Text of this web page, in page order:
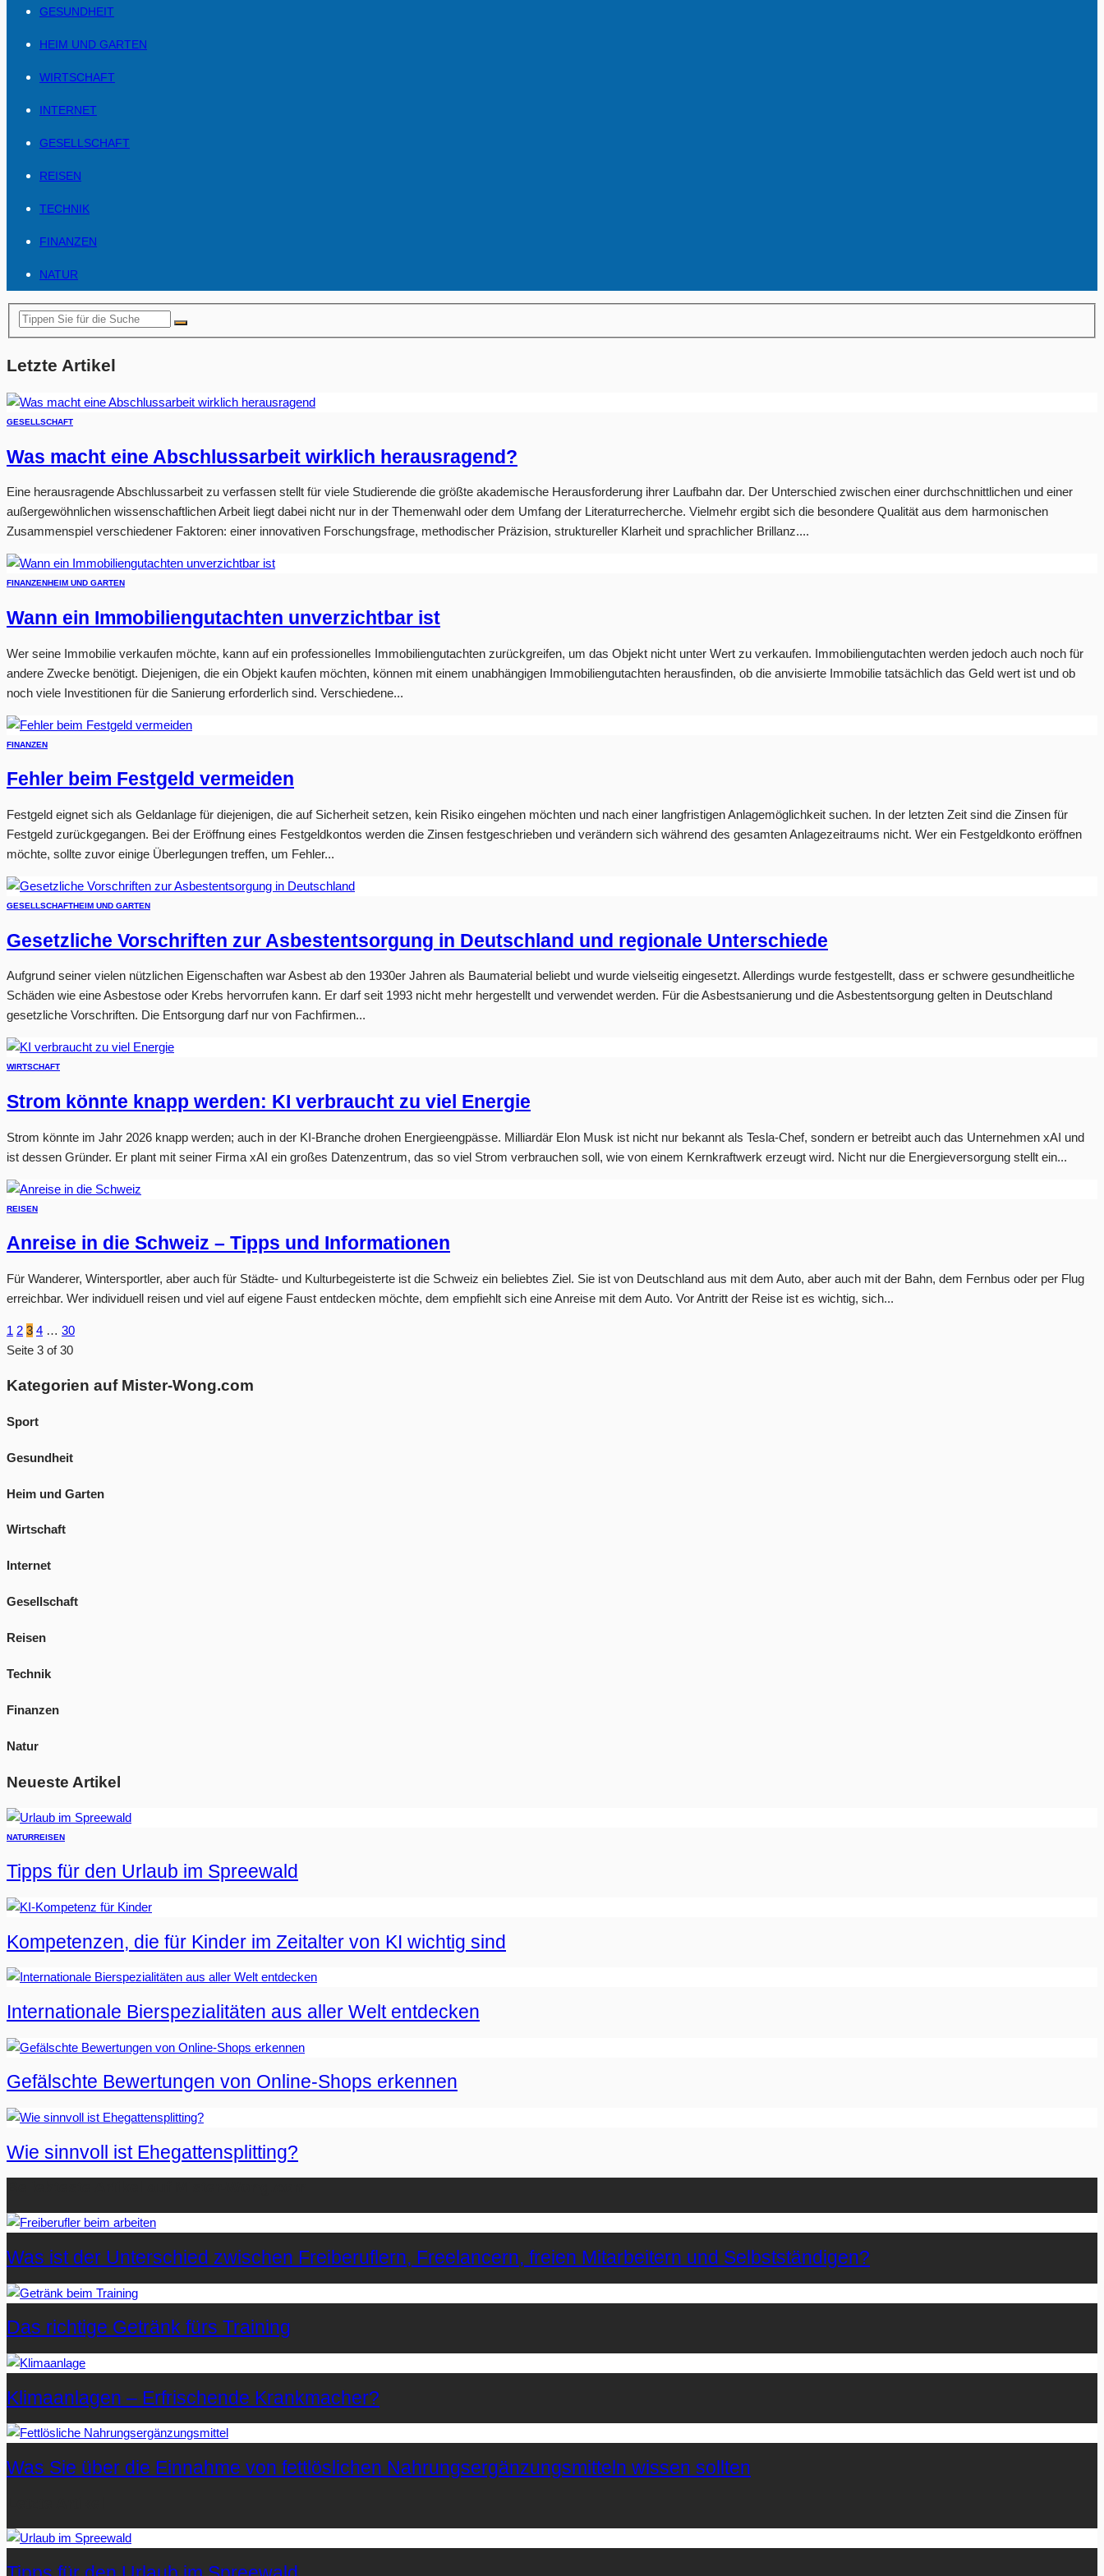
GESUNDHEIT
HEIM UND GARTEN
WIRTSCHAFT
INTERNET
GESELLSCHAFT
REISEN
TECHNIK
FINANZEN
NATUR
Letzte Artikel
GESELLSCHAFT
Was macht eine Abschlussarbeit wirklich herausragend?
Eine herausragende Abschlussarbeit zu verfassen stellt für viele Studierende die größte akademische Herausforderung ihrer Laufbahn dar. Der Unterschied zwischen einer durchschnittlichen und einer
außergewöhnlichen wissenschaftlichen Arbeit liegt dabei nicht nur in der Themenwahl oder dem Umfang der Literaturrecherche. Vielmehr ergibt sich die besondere Qualität aus dem harmonischen
Zusammenspiel verschiedener Faktoren: einer innovativen Forschungsfrage, methodischer Präzision, struktureller Klarheit und sprachlicher Brillanz....
FINANZENHEIM UND GARTEN
Wann ein Immobiliengutachten unverzichtbar ist
Wer seine Immobilie verkaufen möchte, kann auf ein professionelles Immobiliengutachten zurückgreifen, um das Objekt nicht unter Wert zu verkaufen. Immobiliengutachten werden jedoch auch noch für
andere Zwecke benötigt. Diejenigen, die ein Objekt kaufen möchten, können mit einem unabhängigen Immobiliengutachten herausfinden, ob die anvisierte Immobilie tatsächlich das Geld wert ist und ob
noch viele Investitionen für die Sanierung erforderlich sind. Verschiedene...
FINANZEN
Fehler beim Festgeld vermeiden
Festgeld eignet sich als Geldanlage für diejenigen, die auf Sicherheit setzen, kein Risiko eingehen möchten und nach einer langfristigen Anlagemöglichkeit suchen. In der letzten Zeit sind die Zinsen für
Festgeld zurückgegangen. Bei der Eröffnung eines Festgeldkontos werden die Zinsen festgeschrieben und verändern sich während des gesamten Anlagezeitraums nicht. Wer ein Festgeldkonto eröffnen
möchte, sollte zuvor einige Überlegungen treffen, um Fehler...
GESELLSCHAFTHEIM UND GARTEN
Gesetzliche Vorschriften zur Asbestentsorgung in Deutschland und regionale Unterschiede
Aufgrund seiner vielen nützlichen Eigenschaften war Asbest ab den 1930er Jahren als Baumaterial beliebt und wurde vielseitig eingesetzt. Allerdings wurde festgestellt, dass er schwere gesundheitliche
Schäden wie eine Asbestose oder Krebs hervorrufen kann. Er darf seit 1993 nicht mehr hergestellt und verwendet werden. Für die Asbestsanierung und die Asbestentsorgung gelten in Deutschland
gesetzliche Vorschriften. Die Entsorgung darf nur von Fachfirmen...
WIRTSCHAFT
Strom könnte knapp werden: KI verbraucht zu viel Energie
Strom könnte im Jahr 2026 knapp werden; auch in der KI-Branche drohen Energieengpässe. Milliardär Elon Musk ist nicht nur bekannt als Tesla-Chef, sondern er betreibt auch das Unternehmen xAI und
ist dessen Gründer. Er plant mit seiner Firma xAI ein großes Datenzentrum, das so viel Strom verbrauchen soll, wie von einem Kernkraftwerk erzeugt wird. Nicht nur die Energieversorgung stellt ein...
REISEN
Anreise in die Schweiz – Tipps und Informationen
Für Wanderer, Wintersportler, aber auch für Städte- und Kulturbegeisterte ist die Schweiz ein beliebtes Ziel. Sie ist von Deutschland aus mit dem Auto, aber auch mit der Bahn, dem Fernbus oder per Flug
erreichbar. Wer individuell reisen und viel auf eigene Faust entdecken möchte, dem empfiehlt sich eine Anreise mit dem Auto. Vor Antritt der Reise ist es wichtig, sich...
1 2 3 4 … 30
Seite 3 of 30
Kategorien auf Mister-Wong.com
Sport
Gesundheit
Heim und Garten
Wirtschaft
Internet
Gesellschaft
Reisen
Technik
Finanzen
Natur
Neueste Artikel
NATURREISEN
Tipps für den Urlaub im Spreewald
Kompetenzen, die für Kinder im Zeitalter von KI wichtig sind
Internationale Bierspezialitäten aus aller Welt entdecken
Gefälschte Bewertungen von Online-Shops erkennen
Wie sinnvoll ist Ehegattensplitting?
Was ist der Unterschied zwischen Freiberuflern, Freelancern, freien Mitarbeitern und Selbstständigen?
Das richtige Getränk fürs Training
Klimaanlagen – Erfrischende Krankmacher?
Was Sie über die Einnahme von fettlöslichen Nahrungsergänzungsmitteln wissen sollten